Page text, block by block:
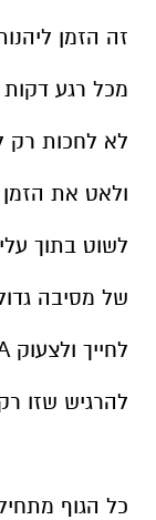
זה הזמן
מכל רגע דקות
לא לחכות רק
ולאט את הזמן
לשוט בתוך
של מסיבה
לחייך ולצעוק PURA VIDA
להרגיש שזו
כל הגוף